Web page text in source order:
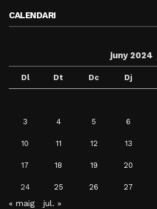
CALENDARI
juny 2024
Dl Dt Dc Dj
3 4 5 6
10 11 12 13
17 18 19 20
24 25 26 27
« maig jul. »